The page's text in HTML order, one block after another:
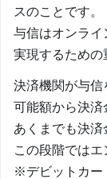
スのことです。
与信はオンライ
実現するための
決済機関が与信
可能額から決済
あくまでも決済
この段階ではエ
※デビットカー